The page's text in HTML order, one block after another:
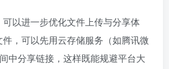
以进一步优化文件上传与分享体
，可以先用云存储服务（如腾讯微
中分享链接，这样既能规避平台大